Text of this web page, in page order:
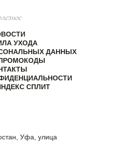
УХОДА
ДАННЫХ
СПЛИТ
Уфа, улица